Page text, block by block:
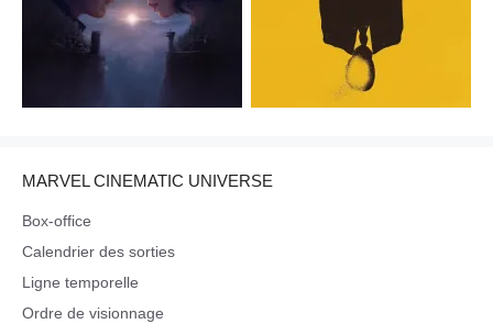
MARVEL CINEMATIC UNIVERSE
Box-office
Calendrier des sorties
Ligne temporelle
Ordre de visionnage